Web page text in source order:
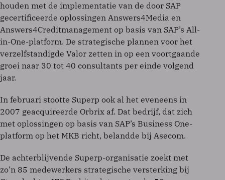
houden met de implementatie van de door SAP
gecertificeerde oplossingen Answers4Media en
Answers4Creditmanagement op basis van SAP’s All-
in-One-platform. De strategische plannen voor het
verzelfstandigde Valor zetten in op een voortgaande
groei naar 30 tot 40 consultants per einde volgend
jaar.
In februari stootte Superp ook al het eveneens in
2007 geacquireerde Orbrix af. Dat bedrijf, dat zich
met oplossingen op basis van SAP’s Business One-
platform op het MKB richt, belandde bij Asecom.
De achterblijvende Superp-organisatie zoekt met
zo’n 85 medewerkers strategische versterking bij